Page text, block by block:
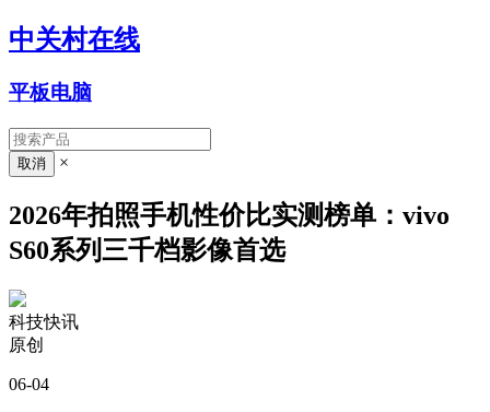
中关村在线
平板电脑
×
2026年拍照手机性价比实测榜单：vivo
S60系列三千档影像首选
科技快讯
原创
06-04